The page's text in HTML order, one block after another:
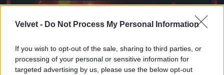
Velvet - Do Not Process My Personal Information
If you wish to opt-out of the sale, sharing to third parties, or
processing of your personal or sensitive information for
targeted advertising by us, please use the below opt-out